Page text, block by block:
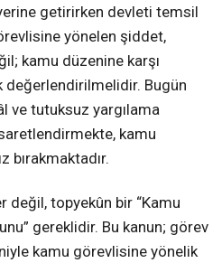
getirirken devleti temsil
yönelen şiddet,
kamu düzenine karşı
değerlendirilmelidir. Bugün
ve tutuksuz yargılama
kamu
bırakmaktadır.
değil, topyekûn bir “Kamu
gereklidir. Bu kanun; görev
kamu görevlisine yönelik